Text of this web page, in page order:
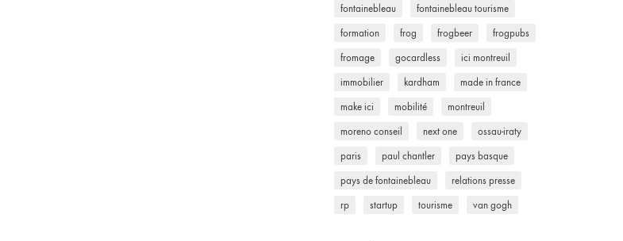
fontainebleau fontainebleau tourisme
formation frog frogbeer frogpubs
fromage gocardless ici montreuil
immobilier kardham made in france
make ici mobilité montreuil
moreno conseil next one ossau-iraty
paris paul chantler pays basque
pays de fontainebleau relations presse
rp startup tourisme van gogh